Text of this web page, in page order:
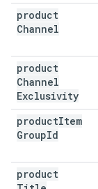
product
Channel
product
Channel
Exclusivity
productItem
GroupId
product